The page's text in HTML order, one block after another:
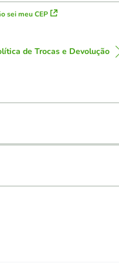
sei meu CEP
de Trocas e Devolução